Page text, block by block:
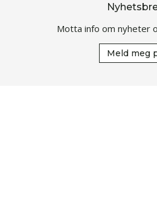
Motta info om nyheter
Meld meg